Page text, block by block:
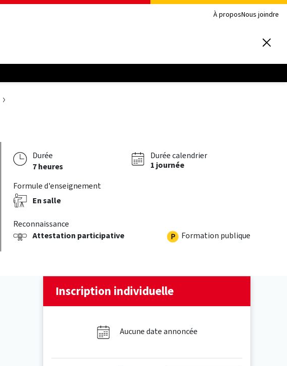
À proposNous joindre
Durée
7 heures
Durée calendrier
1 journée
Formule d'enseignement
En salle
Reconnaissance
Attestation participative
Formation publique
Inscription individuelle
Aucune date annoncée